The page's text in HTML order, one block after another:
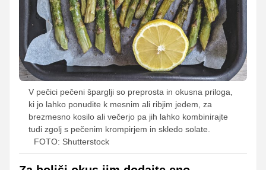
V pečici pečeni šparglji so preprosta in okusna priloga,
ki jo lahko ponudite k mesnim ali ribjim jedem, za
brezmesno kosilo ali večerjo pa jih lahko kombinirajte
tudi zgolj s pečenim krompirjem in skledo solate.
FOTO: Shutterstock